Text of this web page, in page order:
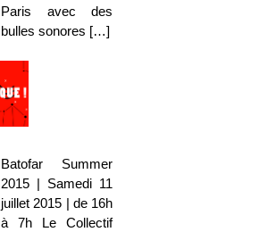
Paris avec des
bulles sonores […]
Batofar Summer
2015 | Samedi 11
juillet 2015 | de 16h
à 7h Le Collectif